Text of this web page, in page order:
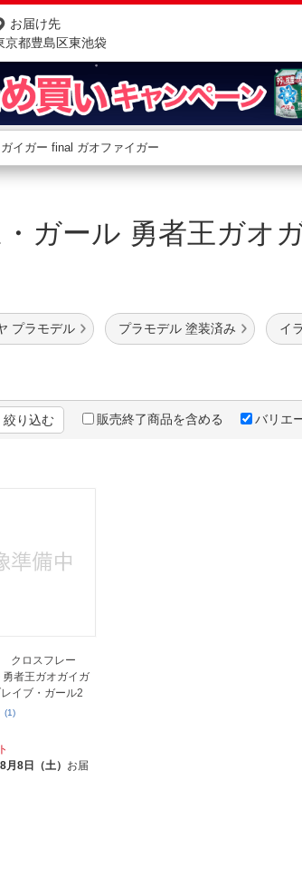
お届け先
京都豊島区東池袋
さがす
一覧からさがす
サポート
る質問・お問合せ
ガール 勇者王ガオ
プラモデル プラモデル 塗装済み イ
絞り込む 販売終了商品を含める バリエ
クロスフレー
勇者王ガオガイガ
イブ・ガール2
(1)
8月8日（土） お届